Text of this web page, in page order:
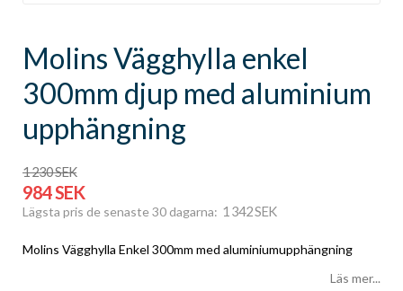
Molins Vägghylla enkel
300mm djup med aluminium
upphängning
1 230 SEK
984 SEK
Lägsta pris de senaste 30 dagarna 1 342 SEK
Molins Vägghylla Enkel 300mm med aluminiumupphängning
Läs mer...